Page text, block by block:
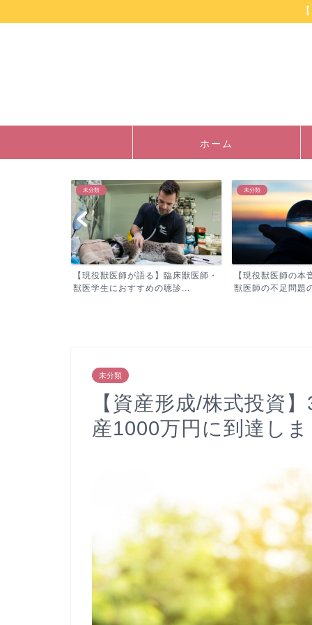
ホーム
未分類
【現役獣医師の本音】産業動物臨床
獣医師の不足問題の実情と...
未分類
【繁殖検診/妊娠
まで難しい！新人
未分類
【資産形成/株式投資
産1000万円に到達し